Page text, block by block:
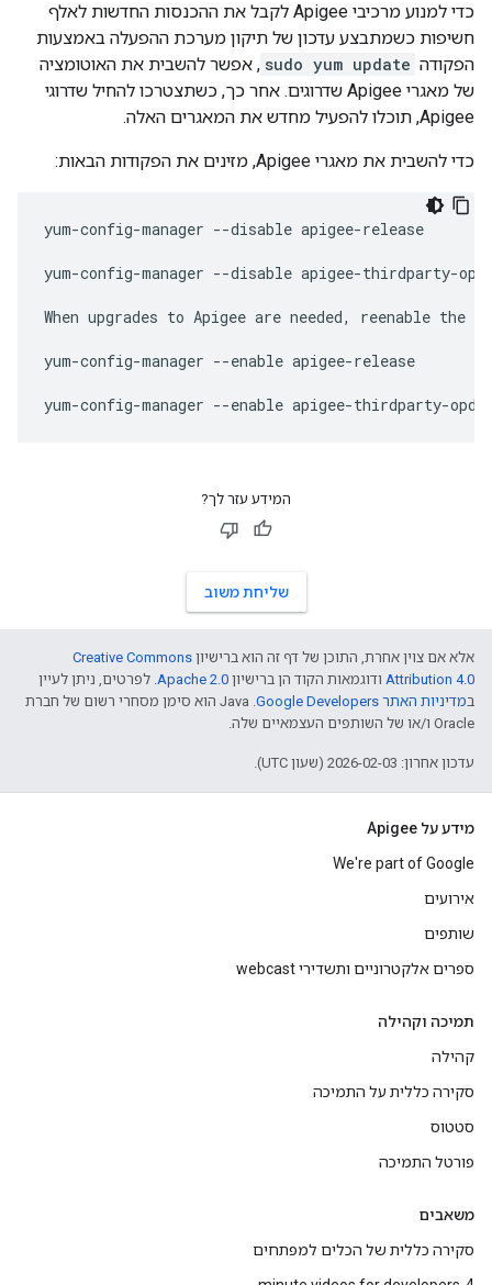
כדי למנוע מרכיבי Apigee לקבל את ההכנסות החדשות לאלף
חשיפות כשמתבצע עדכון של תיקון מערכת ההפעלה באמצעות
הפקודה sudo yum update , אפשר להשבית את האוטומציה
של מאגרי Apigee שדרוגים. אחר כך, כשתצטרכו להחיל שדרוגי
Apigee, תוכלו להפעיל מחדש את המאגרים האלה.
כדי להשבית את מאגרי Apigee, מזינים את הפקודות הבאות:
yum-config-manager --disable apigee-release
yum-config-manager --disable apigee-thirdparty-
When upgrades to Apigee are needed, reenable the
yum-config-manager --enable apigee-release
yum-config-manager --enable apigee-thirdparty-opdk
המידע עזר לך?
שליחת משוב
אלא אם צוין אחרת, התוכן של דף זה הוא ברישיון Creative Commons
Attribution 4.0 ודוגמאות הקוד הן ברישיון Apache 2.0. לפרטים, ניתן לעיין
במדיניות האתר Google Developers‏
.‏ Java הוא סימן מסחרי רשום של חברת
Oracle ו/או של השותפים העצמאיים שלה.
עדכון אחרון: 2026-02-03 (שעון UTC).
מידע על Apigee
We're part of Google
אירועים
שותפים
ספרים אלקטרוניים ותשדירי webcast
תמיכה וקהילה
קהילה
סקירה כללית על התמיכה
סטטוס
פורטל התמיכה
משאבים
סקירה כללית של הכלים למפתחים